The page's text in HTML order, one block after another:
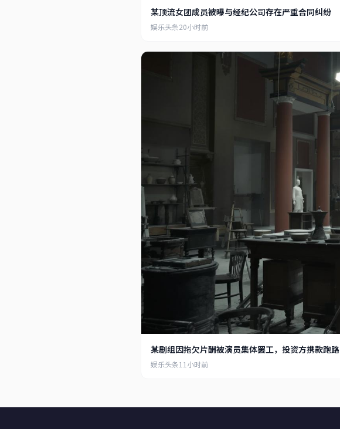
某顶流女团成员被曝与经纪公司存在严重合同纠纷
娱乐头条20小时前
某剧组因拖欠片酬被演员集体罢工，投资方携款跑路
娱乐头条11小时前